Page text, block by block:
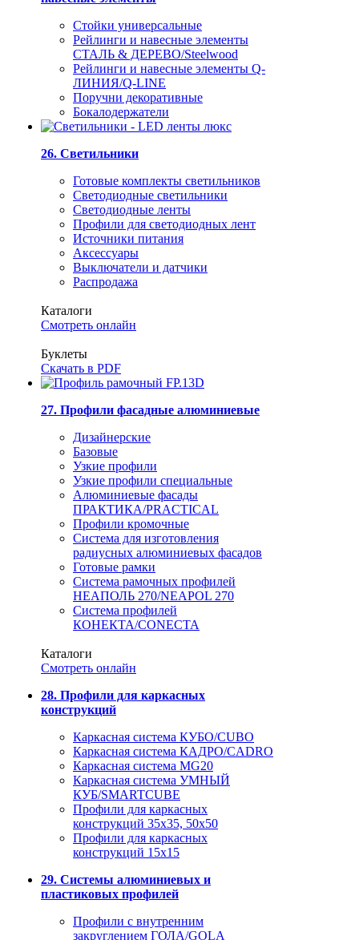
Стойки универсальные
Рейлинги и навесные элементы
СТАЛЬ & ДЕРЕВО/Steelwood
Рейлинги и навесные элементы Q-
ЛИНИЯ/Q-LINE
Поручни декоративные
Бокалодержатели
26. Светильники
Готовые комплекты светильников
Светодиодные светильники
Светодиодные ленты
Профили для светодиодных лент
Источники питания
Аксессуары
Выключатели и датчики
Распродажа
Каталоги
Смотреть онлайн
Буклеты
Скачать в PDF
27. Профили фасадные алюминиевые
Дизайнерские
Базовые
Узкие профили
Узкие профили специальные
Алюминиевые фасады
ПРАКТИКА/PRACTICAL
Профили кромочные
Система для изготовления
радиусных алюминиевых фасадов
Готовые рамки
Система рамочных профилей
НЕАПОЛЬ 270/NEAPOL 270
Система профилей
КОНЕКТА/CONECTA
Каталоги
Смотреть онлайн
28. Профили для каркасных
конструкций
Каркасная система КУБО/CUBO
Каркасная система КАДРО/CADRO
Каркасная система MG20
Каркасная система УМНЫЙ
КУБ/SMARTCUBE
Профили для каркасных
конструкций 35x35, 50x50
Профили для каркасных
конструкций 15х15
29. Системы алюминиевых и
пластиковых профилей
Профили с внутренним
закруглением ГОЛА/GOLA